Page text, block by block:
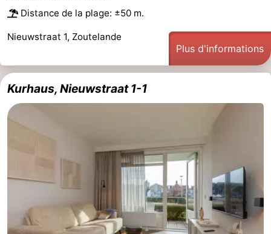
du
vélo
Randonnée
-
Équitation
-
Terrains
de
golf
-
Peche
Sportive
-
Equitation
Boire
l'anneau
Forum
Distance de la plage: ±50 m.
Nieuwstraat 1, Zoutelande
Plus d'informations
Kurhaus, Nieuwstraat 1-1